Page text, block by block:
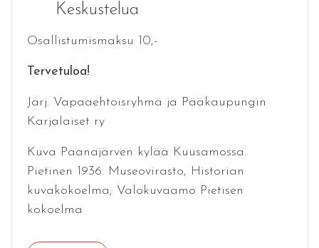
Keskustelua
Osallistumismaksu 10,-
Tervetuloa!
Järj. Vapaaehtoisryhmä ja Pääkaupungin
Karjalaiset ry
Kuva Paanajärven kylää Kuusamossa.
Pietinen 1936. Museovirasto, Historian
kuvakokoelma; Valokuvaamo Pietisen
kokoelma